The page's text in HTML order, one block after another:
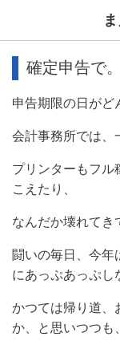
確定申告で。
申告期限の日がど
会計事務所では、
プリンターもフル
こえたり、
なんだか壊れてき
闘いの毎日、今年
にあっぷあっぷし
かつては帰り道、
か、と思いつつも、